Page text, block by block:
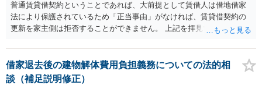
普通賃貸借契約ということであれば、大前提として賃借人は借地借家
法により保護されているため「正当事由」がなければ、賃貸借契約の
更新を家主側は拒否することができません。 上記を拝見する限り、通
定期確認させてもらないこと」が直ちに正当事由に当たるとは思えま
せんので、更新拒絶を拒否される方向性でよろしいかと存じます。 そ
の交渉の中で、一定の金銭をもらえれば退去には応じる旨交渉をして
借家退去後の建物解体費用負担義務についての法的相
談（補足説明修正）